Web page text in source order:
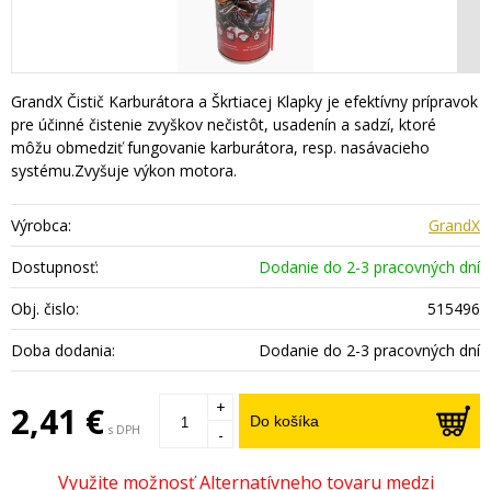
GrandX Čistič Karburátora a Škrtiacej Klapky je efektívny prípravok
pre účinné čistenie zvyškov nečistôt, usadenín a sadzí, ktoré
môžu obmedziť fungovanie karburátora, resp. nasávacieho
systému.Zvyšuje výkon motora.
Výrobca:
GrandX
Dostupnosť:
Dodanie do 2-3 pracovných dní
Obj. čislo:
515496
Doba dodania:
Dodanie do 2-3 pracovných dní
2,41 € s DPH Do košíka
+
-